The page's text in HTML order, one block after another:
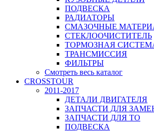
ПОДВЕСКА
РАДИАТОРЫ
СМАЗОЧНЫЕ
СТЕКЛООЧИСТИТЕЛЬ
ТОРМОЗНАЯ
ТРАНСМИССИЯ
ФИЛЬТРЫ
Смотреть весь каталог
CROSSTOUR
2011-2017
ДЕТАЛИ ДВИГАТЕЛЯ
ЗАПЧАСТИ ДЛЯ
ЗАПЧАСТИ ДЛЯ ТО
ПОДВЕСКА